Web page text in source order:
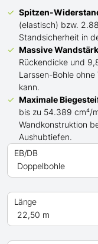
Spitzen-
(elastisch) bzw.
Standsicherheit in
Massive
Rückendicke und
Larssen-Bohle
kann.
Maximale
bis zu 54.389 cm⁴/
Wandkonstruktion
Aushubtiefen.
EB/DB
Länge